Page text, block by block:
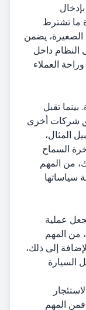
ما تشترط
الصغيرة، يضمن
النظام داخل
العملاء
تقبل
شركات أخرى
المثال،
السماح
من المهم
سياساتها
عملية
من المهم
إلى ذلك،
السيارة
المهم